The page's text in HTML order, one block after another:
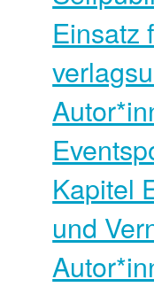
Einsatz
Kapitel
und